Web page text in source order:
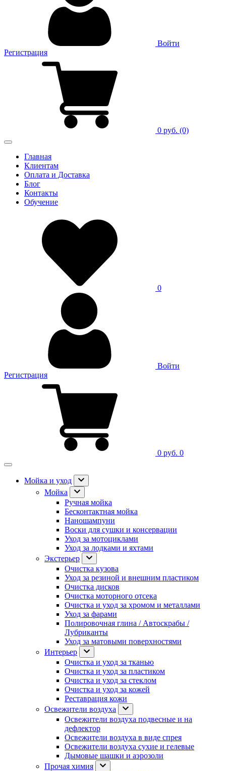
Войти
Регистрация
0 руб. (0)
Главная
Клиентам
Оплата и Доставка
Блог
Контакты
Обучение
0
Войти
Регистрация
0 руб. 0
Мойка и уход
Мойка
Ручная мойка
Бесконтактная мойка
Наношампуни
Воски для сушки и консервации
Уход за мотоциклами
Уход за лодками и яхтами
Экстерьер
Очистка кузова
Уход за резиной и внешним пластиком
Очистка дисков
Очистка моторного отсека
Очистка и уход за хромом и металлами
Уход за фарами
Полировочная глина / Автоскрабы /
Лубриканты
Уход за матовыми поверхностями
Интерьер
Очистка и уход за тканью
Очистка и уход за пластиком
Очистка и уход за стеклом
Очистка и уход за кожей
Реставрация кожи
Освежители воздуха
Освежители воздуха подвесные и на
дефлектор
Освежители воздуха в виде спрея
Освежители воздуха сухие и гелевые
Дымовые шашки и аэрозоли
Прочая химия